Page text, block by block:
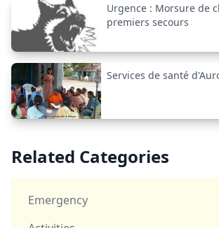
Urgence : Morsure de
premiers secours
Services de santé
Related Categories
Emergency